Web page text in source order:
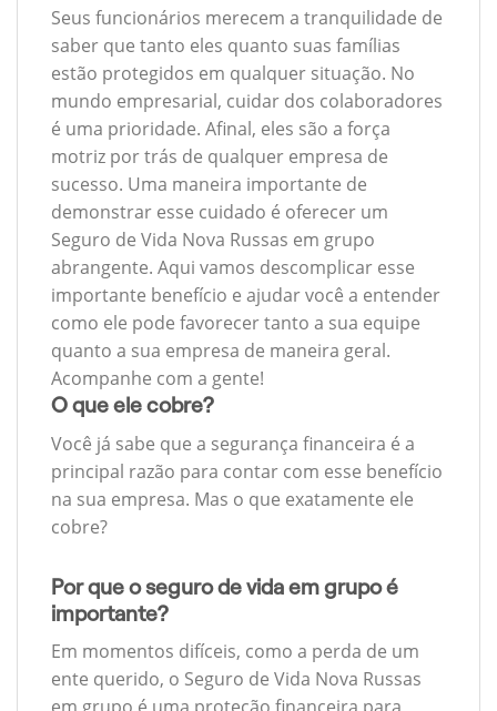
Seus funcionários merecem a tranquilidade de
saber que tanto eles quanto suas famílias
estão protegidos em qualquer situação. No
mundo empresarial, cuidar dos colaboradores
é uma prioridade. Afinal, eles são a força
motriz por trás de qualquer empresa de
sucesso. Uma maneira importante de
demonstrar esse cuidado é oferecer um
Seguro de Vida Nova Russas em grupo
abrangente. Aqui vamos descomplicar esse
importante benefício e ajudar você a entender
como ele pode favorecer tanto a sua equipe
quanto a sua empresa de maneira geral.
Acompanhe com a gente!
O que ele cobre?
Você já sabe que a segurança financeira é a
principal razão para contar com esse benefício
na sua empresa. Mas o que exatamente ele
cobre?
Por que o seguro de vida em grupo é
importante?
Em momentos difíceis, como a perda de um
ente querido, o Seguro de Vida Nova Russas